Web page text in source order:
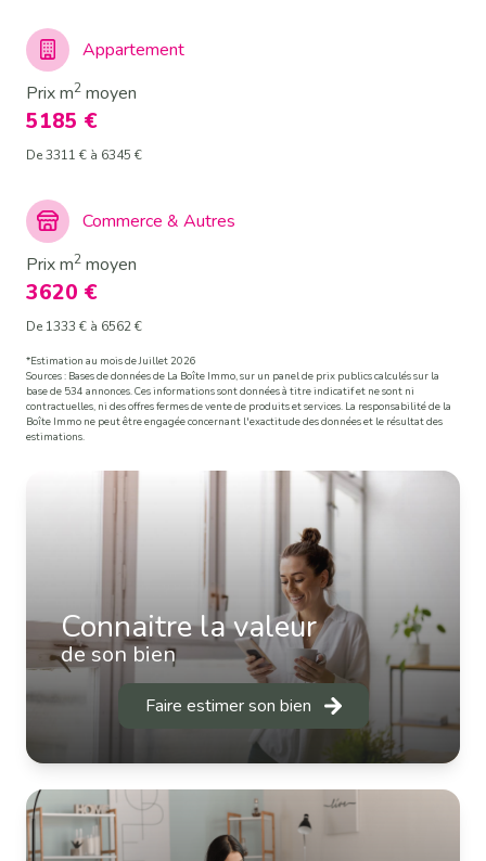
Appartement
Prix m2 moyen
5185 €
De 3311 € à 6345 €
Commerce & Autres
Prix m2 moyen
3620 €
De 1333 € à 6562 €
*Estimation au mois de Juillet 2026
Sources : Bases de données de La Boîte Immo, sur un panel de prix publics calculés sur la
base de 534 annonces. Ces informations sont données à titre indicatif et ne sont ni
contractuelles, ni des offres fermes de vente de produits et services. La responsabilité de la
Boîte Immo ne peut être engagée concernant l'exactitude des données et le résultat des
estimations.
Connaitre la valeur
de son bien
Faire estimer son bien